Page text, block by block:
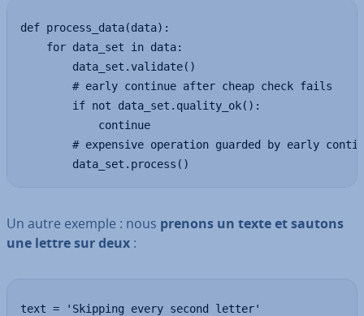
def process_data(data):
    for data_set in data:
        data_set.validate()
        # early continue after cheap check fails
        if not data_set.quality_ok():
            continue
# expensive operation guarded by early
        data_set.process()
Un autre exemple : nous prenons un texte et sautons
une lettre sur deux :
text = 'Skipping every second letter'